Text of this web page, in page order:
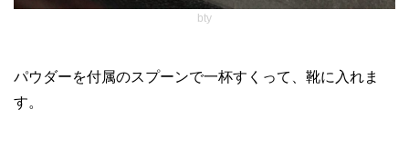
bty
パウダーを付属のスプーンで一杯すくって、靴に入れま
す。